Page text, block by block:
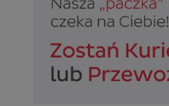
można prawidłowo
SessID